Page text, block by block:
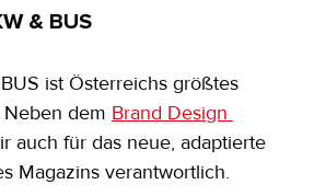
& BUS
ist Österreichs größtes
Neben dem Brand Design
auch für das neue, adaptierte
Magazins verantwortlich.